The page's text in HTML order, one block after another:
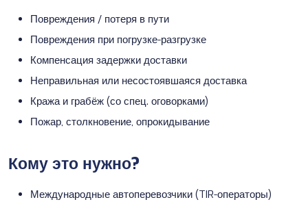
Повреждения / потеря в пути
Повреждения при погрузке-разгрузке
Компенсация задержки доставки
Неправильная или несостоявшаяся доставка
Кража и грабёж (со спец. оговорками)
Пожар, столкновение, опрокидывание
Кому это нужно?
Международные автоперевозчики (TIR-операторы)